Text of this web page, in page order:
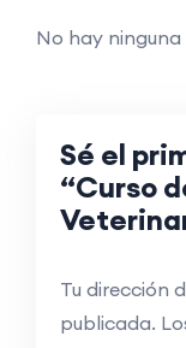
No hay
Sé el
“Curso
Tu dirección
publicada.